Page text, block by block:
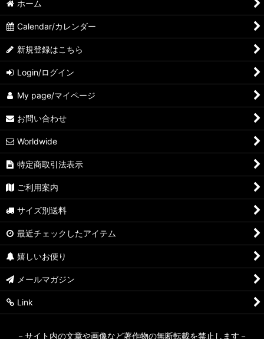
ホーム
Calendar/カレンダー
新規登録はこちら
Login/ログイン
My page/マイページ
お問い合わせ
Worldwide
特定商取引法表示
ご利用案内
サイズ別送料
最近チェックしたアイテム
嬉しいお便り
メールマガジン
Link
－サイト内の文章や画像など著作物の無断転載を禁止します－